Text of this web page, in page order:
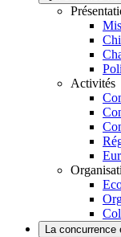
Activités
La concurrence